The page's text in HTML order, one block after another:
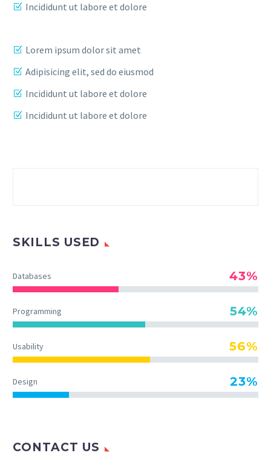
Incididunt ut labore et dolore
Lorem ipsum dolor sit amet
Adipisicing elit, sed do eiusmod
Incididunt ut labore et dolore
Incididunt ut labore et dolore
SKILLS USED
Databases 43%
Programming 54%
Usability 56%
Design 23%
CONTACT US